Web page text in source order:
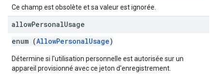
Ce champ est obsolète et sa valeur est ignorée.
allowPersonalUsage
enum (AllowPersonalUsage)
Détermine si l'utilisation personnelle est autorisée sur un
appareil provisionné avec ce jeton d'enregistrement.